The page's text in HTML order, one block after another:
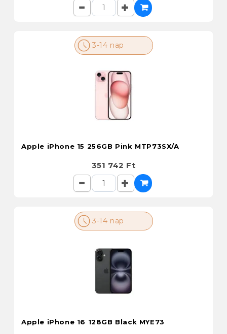
3-14 nap
Apple iPhone 15 256GB Pink MTP73SX/A
351 742 Ft
3-14 nap
Apple iPhone 16 128GB Black MYE73